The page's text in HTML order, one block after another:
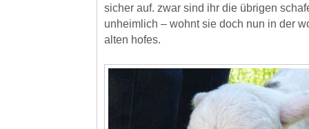
sicher auf. zwar sind ihr die übrigen
unheimlich – wohnt sie doch nun in der
alten hofes.